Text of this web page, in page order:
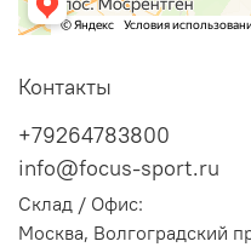
Контакты
+79264783800
info@focus-sport.ru
Склад / Офис:
Москва, Волгоградский